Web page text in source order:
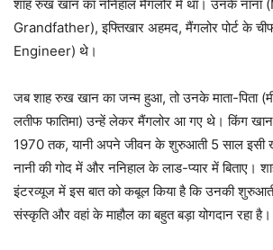
शाह रुख खान का ननिहाल मैंगलोर में था। उनके नाना
Grandfather), इफ्तिखार अहमद, मैंगलोर पोर्ट के
Engineer) थे।
जब शाह रुख खान का जन्म हुआ, तो उनके माता-पिता
लतीफ फातिमा) उन्हें लेकर मैंगलोर आ गए थे। किंग
1970 तक, यानी अपने जीवन के शुरुआती 5 साल इसी
नानी की गोद में और ननिहाल के लाड-प्यार में
इंटरव्यूज में इस बात को कबूल किया है कि उनकी
संस्कृति और वहां के माहौल का बहुत बड़ा योगदान रहा है।